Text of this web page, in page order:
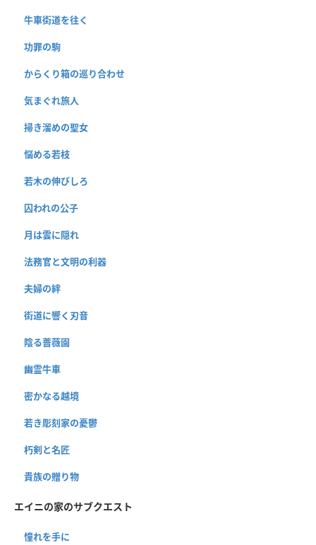
牛車街道を往く
功罪の駒
からくり箱の巡り合わせ
気まぐれ旅人
掃き溜めの聖女
悩める若枝
若木の伸びしろ
囚われの公子
月は雲に隠れ
法務官と文明の利器
夫婦の絆
街道に響く刃音
陰る薔薇園
幽霊牛車
密かなる越境
若き彫刻家の憂鬱
朽剣と名匠
貴族の贈り物
エイニの家のサブクエスト
憧れを手に